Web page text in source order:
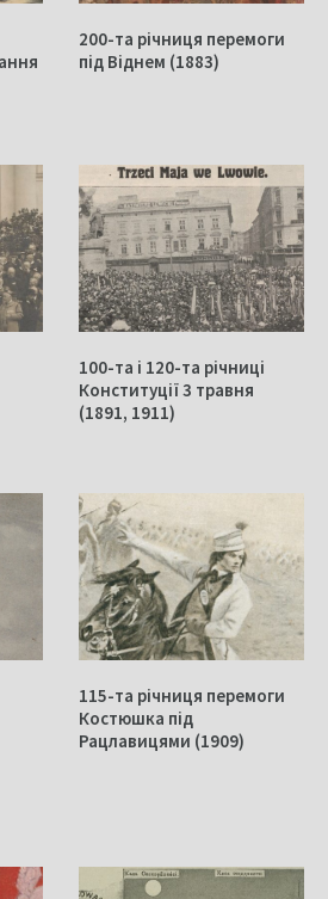
200-та річниця перемоги
під Віднем (1883)
100-та і 120-та річниці
Конституції 3 травня
(1891, 1911)
115-та річниця перемоги
Костюшка під
Рацлавицями (1909)